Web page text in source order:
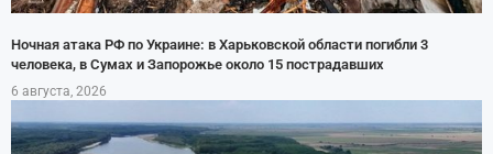
Ночная атака РФ по Украине: в Харьковской области погибли 3
человека, в Сумах и Запорожье около 15 пострадавших
6 августа, 2026